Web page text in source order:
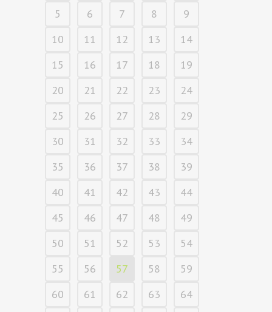
5
6 7 8
9
10
11 12 13
14
15
16 17 18
19
20
21 22 23
24
25
26 27 28
29
30
31 32 33
34
35
36 37 38
39
40
41 42 43
44
45
46 47 48
49
50
51 52 53
54
55
56 57 58
59
60
61 62 63
64